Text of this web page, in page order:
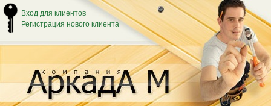
Вход для клиентов
Регистрация нового клиента